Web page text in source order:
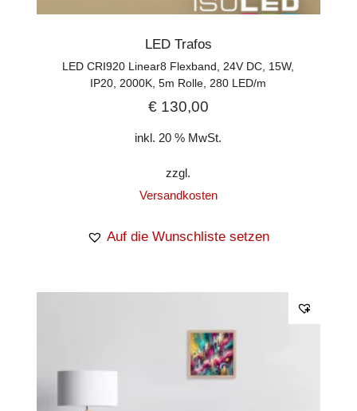
LED Trafos
LED CRI920 Linear8 Flexband, 24V DC, 15W,
IP20, 2000K, 5m Rolle, 280 LED/m
€130,00
inkl. 20 % MwSt.
zzgl.
Versandkosten
Auf die Wunschliste setzen